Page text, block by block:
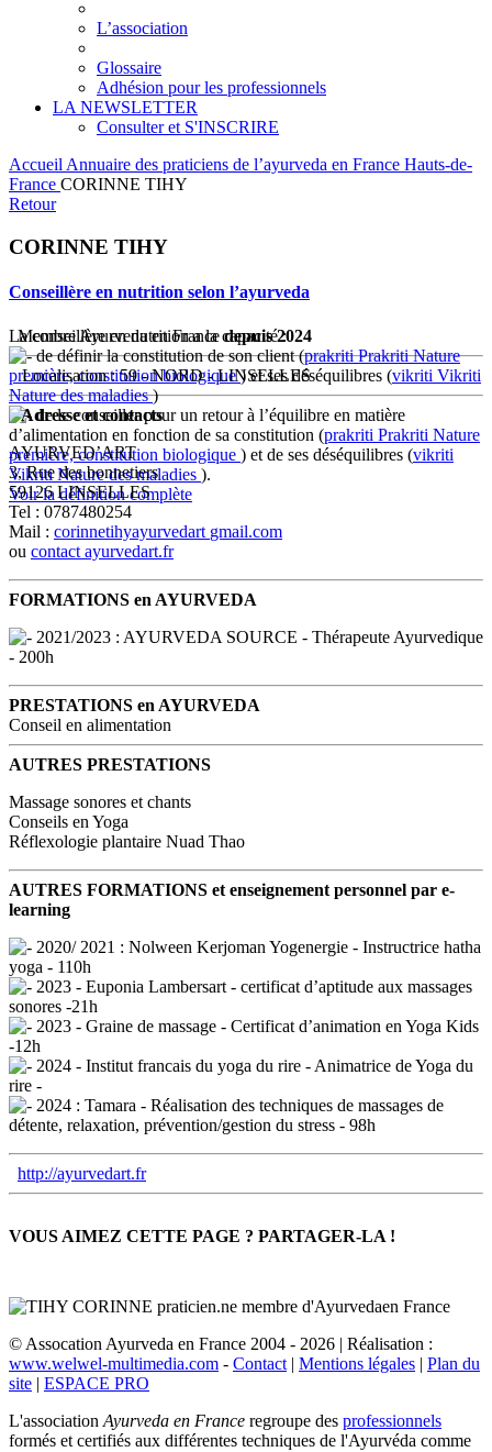
L’association
Glossaire
Adhésion pour les professionnels
LA NEWSLETTER
Consulter et S'INSCRIRE
Accueil Annuaire des praticiens de l’ayurveda en France Hauts-de-
France CORINNE TIHY
Retour
CORINNE TIHY
Conseillère en nutrition selon l’ayurveda
La conseillère en nutrition a la capacité :
de définir la constitution de son client (prakriti Prakriti Nature
première, constitution biologique ) et ses déséquilibres (vikriti Vikriti
Nature des maladies )
de le conseiller pour un retour à l’équilibre en matière
d’alimentation en fonction de sa constitution (prakriti Prakriti Nature
première, constitution biologique ) et de ses déséquilibres (vikriti
Vikriti Nature des maladies ).
Voir la définition complète
Membre Ayurveda en Francedepuis 2024
Localisation : 59 - NORD - LINSELLES
Adresse et contacts
AYURVED’ART
3, Rue des bonnetiers
59126 LINSELLES
Tel : 0787480254
Mail : corinnetihyayurvedart gmail.com
ou contact ayurvedart.fr
FORMATIONS en AYURVEDA
2021/2023 : AYURVEDA SOURCE - Thérapeute Ayurvedique
- 200h
PRESTATIONS en AYURVEDA
Conseil en alimentation
AUTRES PRESTATIONS
Massage sonores et chants
Conseils en Yoga
Réflexologie plantaire Nuad Thao
AUTRES FORMATIONS et enseignement personnel par e-
learning
2020/ 2021 : Nolween Kerjoman Yogenergie - Instructrice hatha
yoga - 110h
2023 - Euponia Lambersart - certificat d’aptitude aux massages
sonores -21h
2023 - Graine de massage - Certificat d’animation en Yoga Kids
-12h
2024 - Institut francais du yoga du rire - Animatrice de Yoga du
rire -
2024 : Tamara - Réalisation des techniques de massages de
détente, relaxation, prévention/gestion du stress - 98h
http://ayurvedart.fr
VOUS AIMEZ CETTE PAGE ? PARTAGER-LA !
© Assocation Ayurveda en France 2004 - 2026 | Réalisation :
www.welwel-multimedia.com - Contact | Mentions légales | Plan du
site | ESPACE PRO
L'association Ayurveda en France regroupe des professionnels
formés et certifiés aux différentes techniques de l'Ayurvéda comme